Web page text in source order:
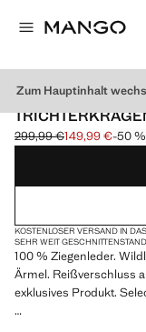
Zum Hauptinhalt
SELECTION / EXKLUSIV
Ausgangspreis
299,99 €
Aktueller Preis [149,99
149,99 €-50 %
Wählen Sie eine Farbe
KOSTENLOSER VERSAND IN
SEHR WEIT GESCHNITTEN
100 % Ziegenleder.
Ärmel. Reißverschluss
exklusives Produkt.